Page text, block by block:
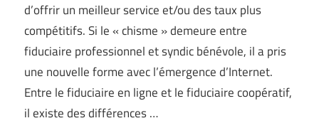
d’offrir un meilleur service et/ou des taux plus
compétitifs. Si le « chisme » demeure entre
fiduciaire professionnel et syndic bénévole, il a pris
une nouvelle forme avec l’émergence d’Internet.
Entre le fiduciaire en ligne et le fiduciaire coopératif,
il existe des différences …